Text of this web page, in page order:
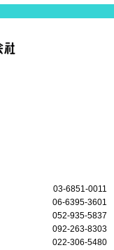
03-6851-0011
06-6395-3601
052-935-5837
092-263-8303
022-306-5480